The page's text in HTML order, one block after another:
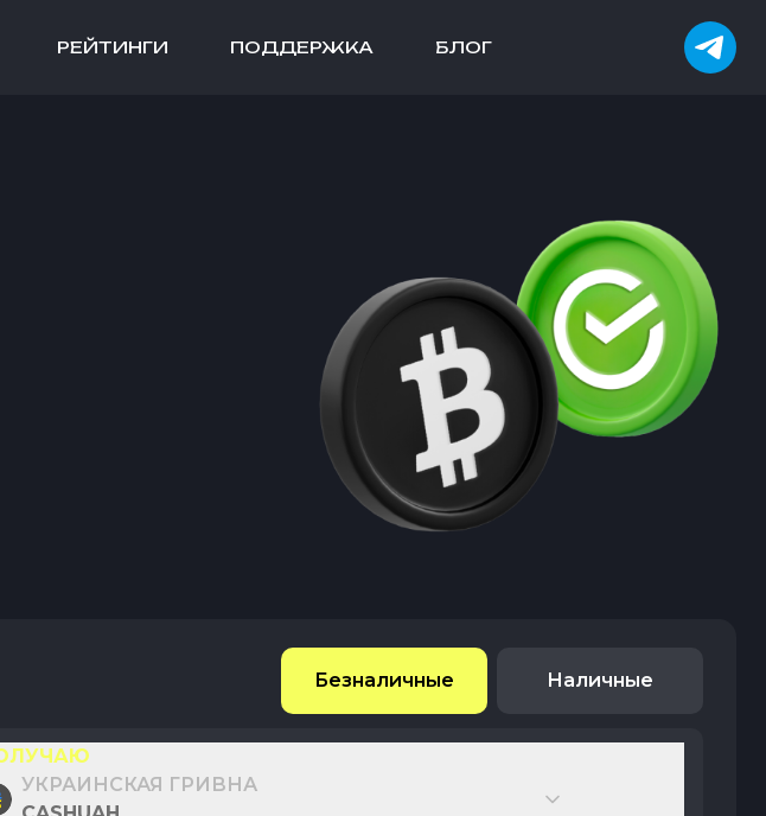
РЕЙТИНГИ ПОДДЕРЖКА БЛОГ
Безналичные Наличные
УКРАИНСКАЯ ГРИВНА